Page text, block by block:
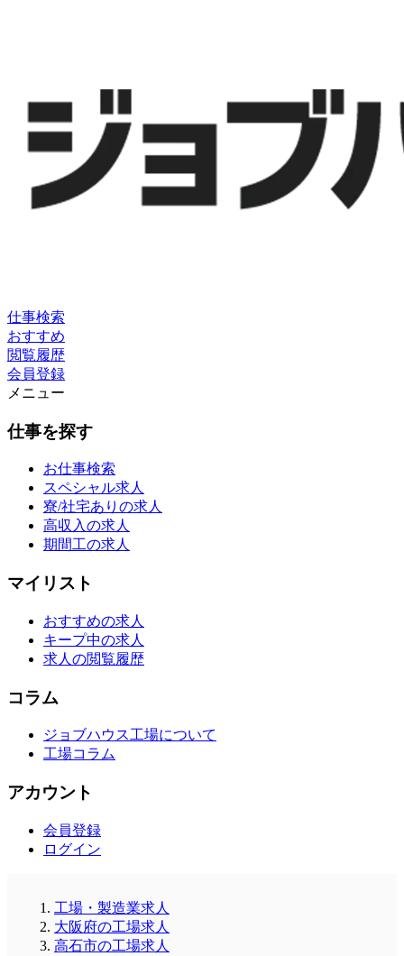
仕事検索
おすすめ
閲覧履歴
会員登録
メニュー
仕事を探す
お仕事検索
スペシャル求人
寮/社宅ありの求人
高収入の求人
期間工の求人
マイリスト
おすすめの求人
キープ中の求人
求人の閲覧履歴
コラム
ジョブハウス工場について
工場コラム
アカウント
会員登録
ログイン
工場・製造業求人
大阪府の工場求人
高石市の工場求人